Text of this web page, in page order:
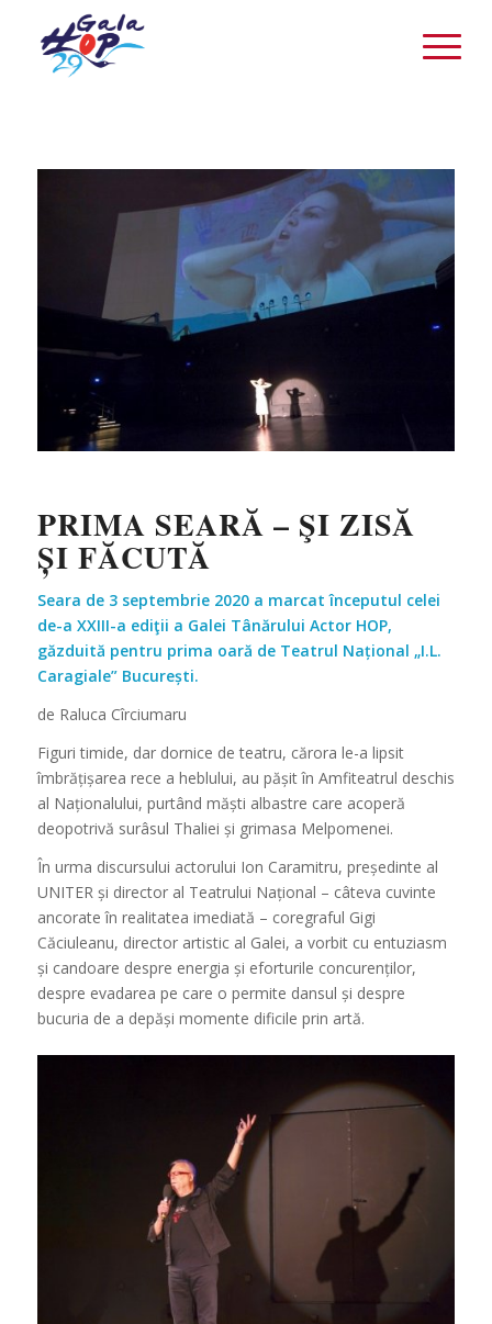
PRIMA SEARĂ – ŞI ZISĂ
ȘI FĂCUTĂ
Seara de 3 septembrie 2020 a marcat începutul celei
de-a XXIII-a ediţii a Galei Tânărului Actor HOP,
găzduită pentru prima oară de Teatrul Național „I.L.
Caragiale” București.
de Raluca Cîrciumaru
Figuri timide, dar dornice de teatru, cărora le-a lipsit
îmbrățișarea rece a heblului, au pășit în Amfiteatrul deschis
al Naționalului, purtând măști albastre care acoperă
deopotrivă surâsul Thaliei și grimasa Melpomenei.
În urma discursului actorului Ion Caramitru, președinte al
UNITER și director al Teatrului Național – câteva cuvinte
ancorate în realitatea imediată – coregraful Gigi
Căciuleanu, director artistic al Galei, a vorbit cu entuziasm
și candoare despre energia și eforturile concurenților,
despre evadarea pe care o permite dansul și despre
bucuria de a depăși momente dificile prin artă.